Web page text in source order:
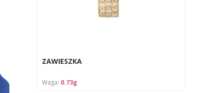
ZAWIESZKA
Waga: 0.73g